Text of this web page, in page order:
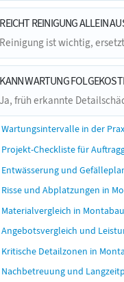
REICHT REINIGUNG ALLEIN
Reinigung ist wichtig,
KANN WARTUNG
Ja, früh erkannte
Wartungsintervalle in der
Projekt-Checkliste für
Entwässerung und
Risse und Abplatzungen in
Materialvergleich in
Angebotsvergleich und
Kritische Detailzonen in
Nachbetreuung und